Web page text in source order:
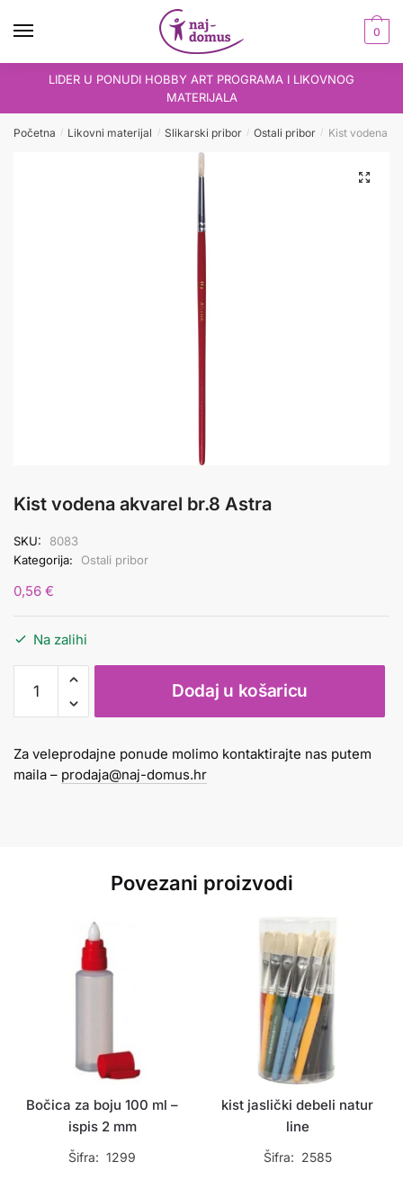
0
LIDER U PONUDI HOBBY ART PROGRAMA I LIKOVNOG
MATERIJALA
Početna / Likovni materijal / Slikarski pribor / Ostali pribor / Kist vodena
Kist vodena akvarel br.8 Astra
SKU:
8083
Kategorija:
Ostali pribor
0,56 €
Na zalihi
vodena
akvarel
Astra
količina
Dodaj u košaricu
Za veleprodajne ponude molimo kontaktirajte nas putem
maila – prodaja@naj-domus.hr
Povezani proizvodi
Bočica za boju 100 ml –
ispis 2 mm
Šifra: 1299
kist jaslički debeli natur
line
Šifra: 2585